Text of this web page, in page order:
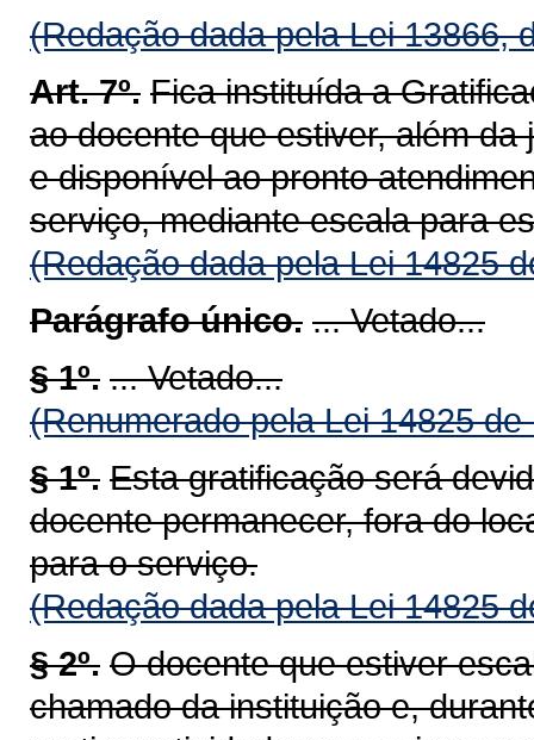
(Redação dada pela Lei 13866,
Art. 7º. Fica instituída a
ao docente que estiver, além
e disponível ao pronto
serviço, mediante escala para
(Redação dada pela Lei 14825
Parágrafo único. ... Vetado...
§ 1º. ... Vetado...
(Renumerado pela Lei 14825 de
§ 1º. Esta gratificação será
docente permanecer, fora do
para o serviço.
(Redação dada pela Lei 14825
§ 2º. O docente que estiver
chamado da instituição e,